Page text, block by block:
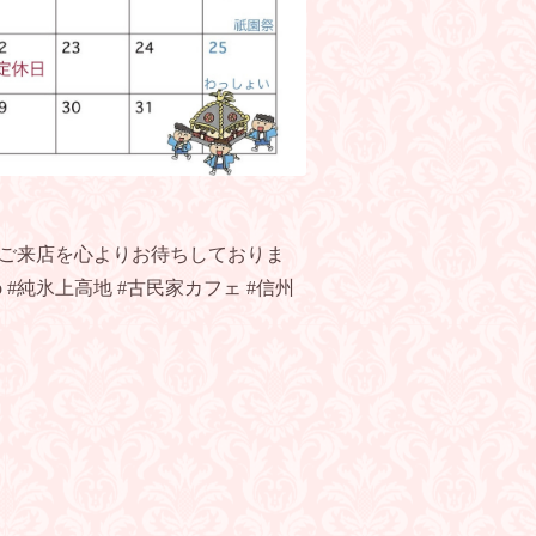
来店を心よりお待ちしておりま
純氷上高地 #古民家カフェ #信州